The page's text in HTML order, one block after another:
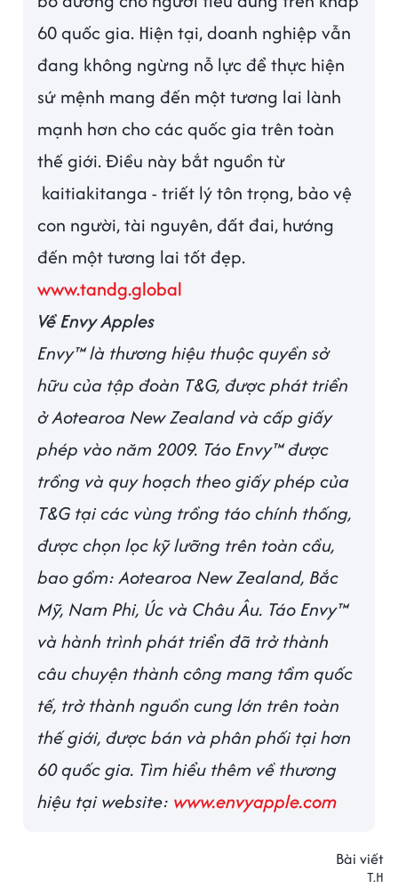
60 quốc gia. Hiện tại, doanh nghiệp vẫn
đang không ngừng nỗ lực để thực hiện
sứ mệnh mang đến một tương lai lành
mạnh hơn cho các quốc gia trên toàn
thế giới. Điều này bắt nguồn từ
kaitiakitanga - triết lý tôn trọng, bảo vệ
con người, tài nguyên, đất đai, hướng
đến một tương lai tốt đẹp.
www.tandg.global
Về Envy Apples
Envy™ là thương hiệu thuộc quyền sở
hữu của tập đoàn T&G, được phát triển
ở Aotearoa New Zealand và cấp giấy
phép vào năm 2009. Táo Envy™ được
trồng và quy hoạch theo giấy phép của
T&G tại các vùng trồng táo chính thống,
được chọn lọc kỹ lưỡng trên toàn cầu,
bao gồm: Aotearoa New Zealand, Bắc
Mỹ, Nam Phi, Úc và Châu Âu. Táo Envy™
và hành trình phát triển đã trở thành
câu chuyện thành công mang tầm quốc
tế, trở thành nguồn cung lớn trên toàn
thế giới, được bán và phân phối tại hơn
60 quốc gia. Tìm hiểu thêm về thương
hiệu tại website: www.envyapple.com
Bài viết
T.H